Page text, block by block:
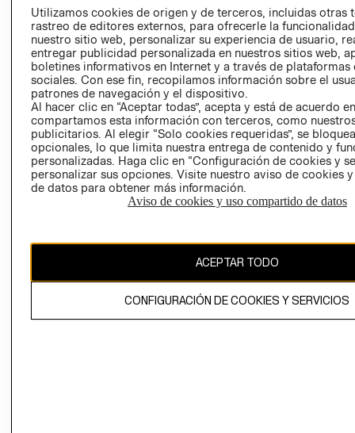
PRENSA
RELACIÓN CON
INVERSIONISTAS
POLÍTICA
EMPRESARIAL
- RETIRO EN
TIENDA
TÉRMINOS Y
CONDICIONES
AVISO DE
PRIVACIDAD
GIFT CARD
AVISO DE
COOKIES
CAMBIAR REGIÓN
Utilizamos cookies de origen y de terceros, incluidas otras
rastreo de editores externos, para ofrecerle la
nuestro sitio web, personalizar su experiencia de usuario,
entregar publicidad personalizada en nuestros sitios web,
boletines informativos en Internet y a través de plataformas
sociales. Con ese fin, recopilamos información sobre el
patrones de navegación y el dispositivo.
Al hacer clic en “Aceptar todas”, acepta y está de acuerdo
compartamos esta información con terceros, como
publicitarios. Al elegir “Solo cookies requeridas”, se
opcionales, lo que limita nuestra entrega de contenido y
personalizadas. Haga clic en “Configuración de cookies y
personalizar sus opciones. Visite nuestro aviso de cookies
de datos para obtener más información.
Aviso de cookies y uso compartido de datos
ACEPTAR TODO
CONFIGURACIÓN DE COOKIES Y SERVICIOS